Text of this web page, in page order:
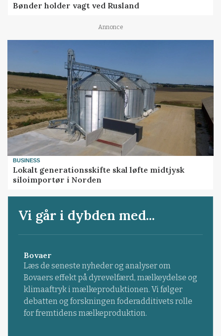
Bønder holder vagt ved Rusland
Annonce
BUSINESS
Lokalt generationsskifte skal løfte midtjysk
siloimportør i Norden
Vi går i dybden med...
Bovaer
Læs de seneste nyheder og analyser om
Bovaers effekt på dyrevelfærd, mælkeydelse og
klimaaftryk i mælkeproduktionen. Vi følger
debatten og forskningen foderadditivets rolle
for fremtidens mælkeproduktion.